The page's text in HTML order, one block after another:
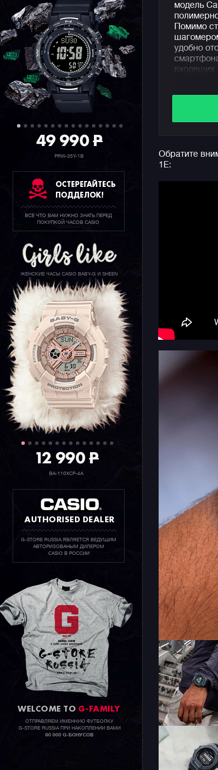
49 990P
PRW-35Y-1B
ОСТЕРЕГАЙТЕСЬ
ПОДДЕЛОК!
ВСЕ ЧТО ВАМ НУЖНО ЗНАТЬ ПЕРЕД
ПОКУПКОЙ ЧАСОВ CASIO
ЖЕНСКИЕ ЧАСЫ CASIO BABY-G И SHEEN
12 990P
BA-110XCP-4A
AUTHORISED DEALER
G-STORE RUSSIA ЯВЛЯЕТСЯ ВЕДУЩИМ
АВТОРИЗОВАНЫМ ДИЛЕРОМ
CASIO В РОССИИ
WELCOME TO G-FAMILY
ОТПРАВЛЯЕМ ИМЕННУЮ ФУТБОЛКУ
G-STORE RUSSIA ПРИ НАКОПЛЕНИИ ВАМИ
90 000 G-БОНУСОВ
модель
Помимо
удобно
входящих
таймеры
Обратите
1E: